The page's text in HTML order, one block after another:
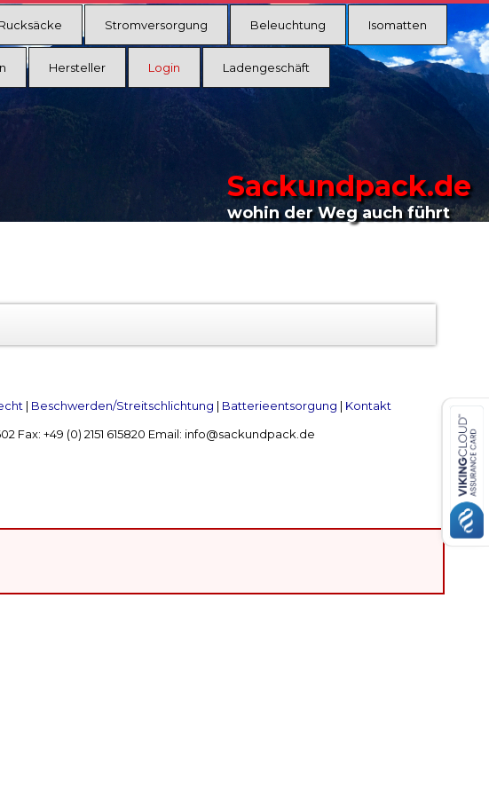
Rucksäcke Stromversorgung Beleuchtung Isomatten
Hersteller Login Ladengeschäft
Sackundpack.de
wohin der Weg auch führt
| Beschwerden/Streitschlichtung | Batterieentsorgung | Kontakt
Fax: +49 (0) 2151 615820 Email: info@sackundpack.de